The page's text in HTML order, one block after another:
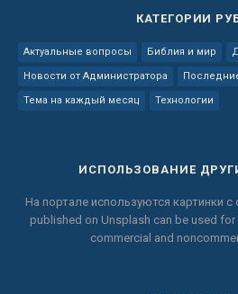
КАТЕГОРИИ
Актуальные вопросы Библия и мир
Новости от Администратора
Тема на каждый месяц Технологии
ИСПОЛЬЗОВАНИЕ
На портале используются картинки с
published on Unsplash can be used for
commercial and